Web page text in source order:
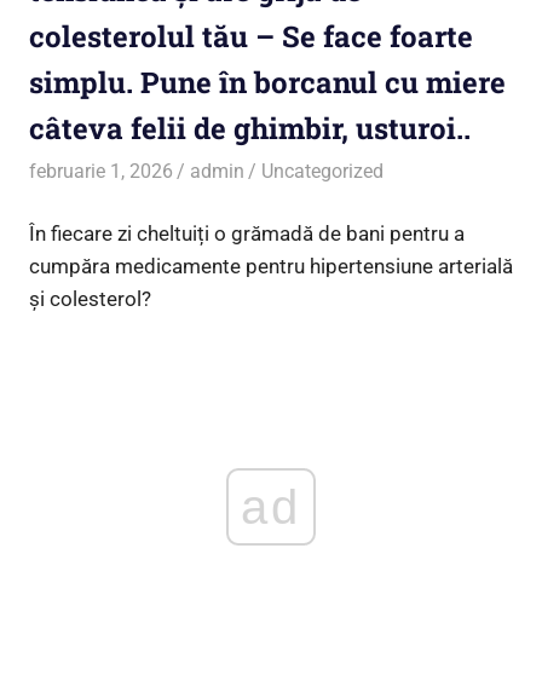
colesterolul tău – Se face foarte
simplu. Pune în borcanul cu miere
câteva felii de ghimbir, usturoi..
februarie 1, 2026 admin Uncategorized
În fiecare zi cheltuiți o grămadă de bani pentru a
cumpăra medicamente pentru hipertensiune arterială
și colesterol?
ad